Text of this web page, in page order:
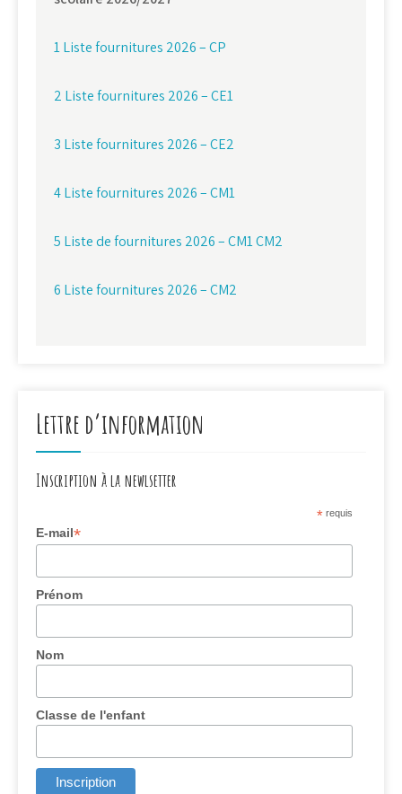
1 Liste fournitures 2026 – CP
2 Liste fournitures 2026 – CE1
3 Liste fournitures 2026 – CE2
4 Liste fournitures 2026 – CM1
5 Liste de fournitures 2026 – CM1 CM2
6 Liste fournitures 2026 – CM2
Lettre d’information
Inscription à la newlsetter
* requis
E-mail*
Prénom
Nom
Classe de l'enfant